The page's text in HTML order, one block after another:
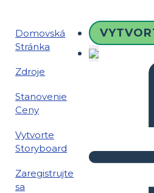
Domovská
Stránka
Zdroje
Stanovenie
Ceny
Vytvorte
Storyboard
Zaregistrujte
sa